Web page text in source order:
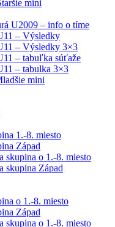
mini
U2009 – info o tíme
– Výsledky
– Výsledky 3×3
– tabuľka súťaže
– tabulka 3×3
mini
1.-8. miesto
Západ
skupina o 1.-8. miesto
skupina Západ
o 1.-8. miesto
Západ
skupina o 1.-8. miesto